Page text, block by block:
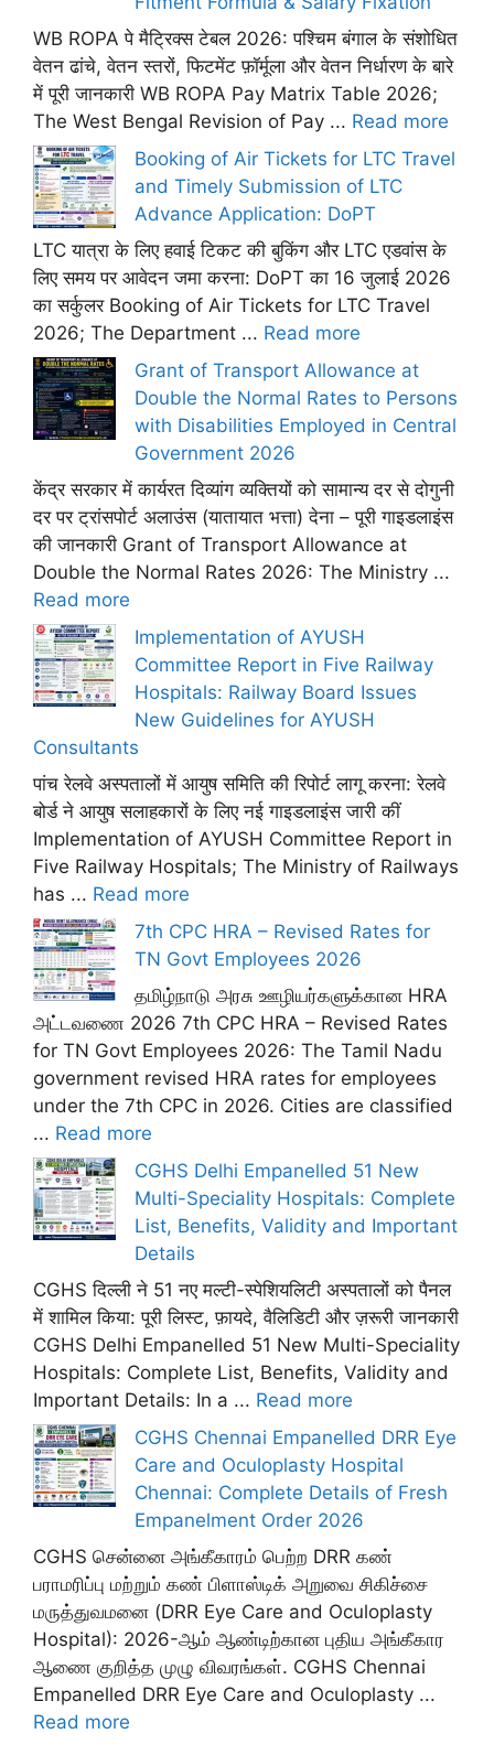
WB ROPA पे मैट्रिक्स टेबल 2026: पश्चिम बंगाल के संशोधित
वेतन ढांचे, वेतन स्तरों, फिटमेंट फ़ॉर्मूला और वेतन निर्धारण के बारे
में पूरी जानकारी WB ROPA Pay Matrix Table 2026;
The West Bengal Revision of Pay ... Read more
Booking of Air Tickets for LTC Travel
and Timely Submission of LTC
Advance Application: DoPT
LTC यात्रा के लिए हवाई टिकट की बुकिंग और LTC एडवांस के
लिए समय पर आवेदन जमा करना: DoPT का 16 जुलाई 2026
का सर्कुलर Booking of Air Tickets for LTC Travel
2026; The Department ... Read more
Grant of Transport Allowance at
Double the Normal Rates to Persons
with Disabilities Employed in Central
Government 2026
केंद्र सरकार में कार्यरत दिव्यांग व्यक्तियों को सामान्य दर से दोगुनी
दर पर ट्रांसपोर्ट अलाउंस (यातायात भत्ता) देना – पूरी गाइडलाइंस
की जानकारी Grant of Transport Allowance at
Double the Normal Rates 2026: The Ministry ...
Read more
Implementation of AYUSH
Committee Report in Five Railway
Hospitals: Railway Board Issues
New Guidelines for AYUSH
Consultants
पांच रेलवे अस्पतालों में आयुष समिति की रिपोर्ट लागू करना: रेलवे
बोर्ड ने आयुष सलाहकारों के लिए नई गाइडलाइंस जारी कीं
Implementation of AYUSH Committee Report in
Five Railway Hospitals; The Ministry of Railways
has ... Read more
7th CPC HRA – Revised Rates for
TN Govt Employees 2026
தமிழ்நாடு அரசு ஊழியர்களுக்கான HRA
அட்டவணை 2026 7th CPC HRA – Revised Rates
for TN Govt Employees 2026: The Tamil Nadu
government revised HRA rates for employees
under the 7th CPC in 2026. Cities are classified
... Read more
CGHS Delhi Empanelled 51 New
Multi-Speciality Hospitals: Complete
List, Benefits, Validity and Important
Details
CGHS दिल्ली ने 51 नए मल्टी-स्पेशियलिटी अस्पतालों को पैनल
में शामिल किया: पूरी लिस्ट, फ़ायदे, वैलिडिटी और ज़रूरी जानकारी
CGHS Delhi Empanelled 51 New Multi-Speciality
Hospitals: Complete List, Benefits, Validity and
Important Details: In a ... Read more
CGHS Chennai Empanelled DRR Eye
Care and Oculoplasty Hospital
Chennai: Complete Details of Fresh
Empanelment Order 2026
CGHS சென்னை அங்கீகாரம் பெற்ற DRR கண்
பராமரிப்பு மற்றும் கண் பிளாஸ்டிக் அறுவை சிகிச்சை
மருத்துவமனை (DRR Eye Care and Oculoplasty
Hospital): 2026-ஆம் ஆண்டிற்கான புதிய அங்கீகார
ஆணை குறித்த முழு விவரங்கள். CGHS Chennai
Empanelled DRR Eye Care and Oculoplasty ...
Read more